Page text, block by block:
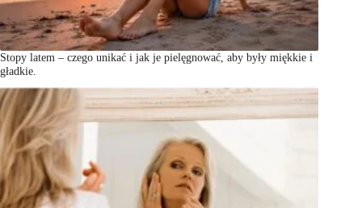
Stopy latem – czego unikać i jak je pielęgnować, aby były miękkie i
gładkie.